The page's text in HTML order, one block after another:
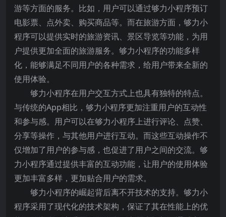
游等方面的服务。比如，用户可以通过够力小程序预订
电影票、点外卖、购买商品等。而在旅游方面，够力小
程序可以提供实时的旅游资讯、景区导览等功能，为用
户提供更加全面的旅游服务。够力小程序的功能多样
化，能够满足不同用户的各种需求，给用户带来全新的
使用体验。
够力小程序在用户交互方式上也具有独特的特点。
与传统的App相比，够力小程序更加注重用户的互动性
和参与感。用户可以在够力小程序上进行评论、点赞、
分享等操作，与其他用户进行互动。而这些互动操作不
仅增加了用户的参与感，也促进了用户之间的交流。够
力小程序通过提供丰富的互动功能，让用户的使用体验
更加丰富多样，更加贴合用户的需求。
够力小程序的崛起背后离不开技术的支持。够力小
程序采用了现代化的技术架构，保证了其在性能上的优